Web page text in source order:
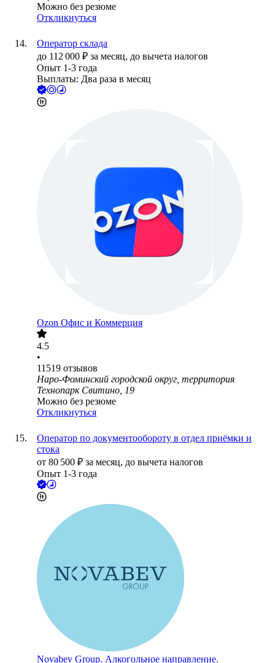
Можно без резюме
Откликнуться
Оператор склада
до 112 000 ₽ за месяц, до вычета налогов
Опыт 1-3 года
Выплаты: Два раза в месяц
Ozon Офис и Коммерция
4.5
•
11519 отзывов
Наро-Фоминский городской округ, территория
Технопарк Свитино, 19
Можно без резюме
Откликнуться
Оператор по документообороту в отдел приёмки и
стока
от 80 500 ₽ за месяц, до вычета налогов
Опыт 1-3 года
Novabev Group. Алкогольное направление.